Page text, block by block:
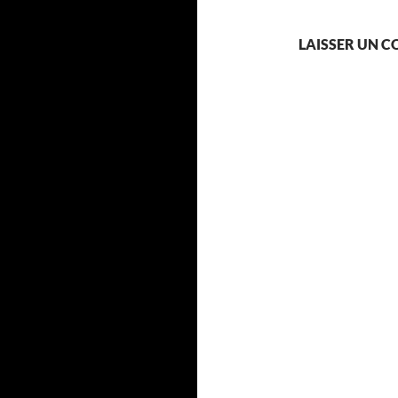
LAISSER UN